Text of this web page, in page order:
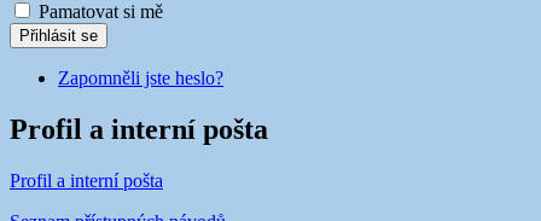
Pamatovat si mě
Přihlásit se
Zapomněli jste heslo?
Profil a interní pošta
Profil a interní pošta